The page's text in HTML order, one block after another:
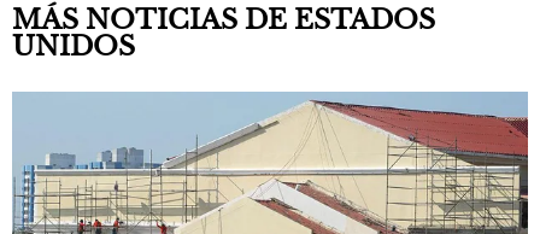
MÁS NOTICIAS DE ESTADOS
UNIDOS